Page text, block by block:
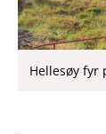
Hellesøy fyr